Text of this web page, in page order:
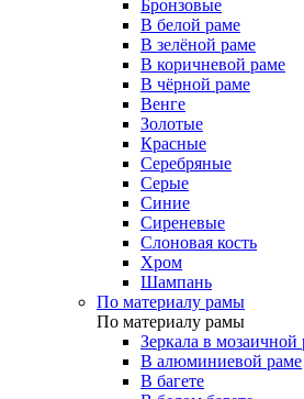
Бронзовые
В белой раме
В зелёной раме
В коричневой раме
В чёрной раме
Венге
Золотые
Красные
Серебряные
Серые
Синие
Сиреневые
Слоновая кость
Хром
Шампань
По материалу рамы
По материалу рамы
Зеркала в мозаичной
В алюминиевой раме
В багете